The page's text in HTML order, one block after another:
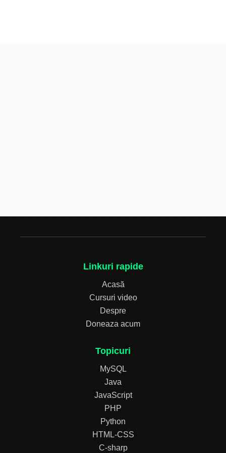
Linkuri rapide
Acasă
Cursuri video
Despre
Doneaza acum
Topicuri
MySQL
Java
JavaScript
PHP
Python
HTML-CSS
C-sharp